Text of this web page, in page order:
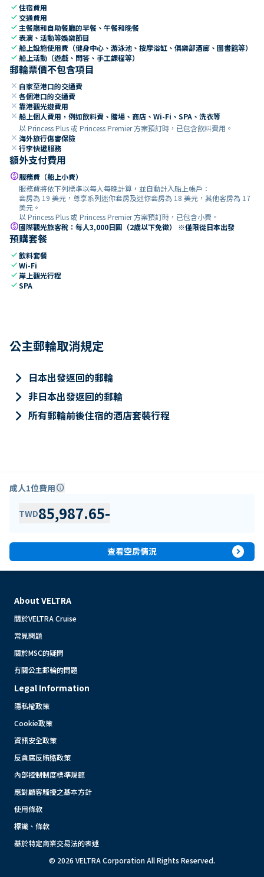
check住宿費用
check 交通費用
check 主餐廳和自助餐廳的早餐、午餐和晚餐
check表演、活動等娛樂節目
check船上設施使用費（健身中心、游泳池、按摩浴缸、俱樂部酒廊、圖書館等）
check船上活動（遊戲、問答、手工課程等）
郵輪票價不包含項目
close 自家至港口的交通費
close 各個港口的交通費
close 靠港觀光遊費用
close 船上個人費用，例如飲料費、賭場、商店、Wi-Fi、SPA、洗衣等
以 Princess Plus 或 Princess Premier 方案預訂時，已包含飲料費用。
close 海外旅行傷害保險
close 行李快遞服務
額外支付費用
paid服務費（船上小費）
服務費將依下列標準以每人每晚計算，並自動計入船上帳戶：
套房為 19 美元，尊享系列迷你套房及迷你套房為 18 美元，其他客房為 17
美元。
以 Princess Plus 或 Princess Premier 方案預訂時，已包含小費。
paid國際觀光旅客稅：每人3,000日圓（2歲以下免徵） ※僅限從日本出發
預購套餐
check飲料套餐
checkWi-Fi
check 岸上觀光行程
checkSPA
公主郵輪取消規定
keyboard_arrow_right 日本出發返回的郵輪
keyboard_arrow_right 非日本出發返回的郵輪
keyboard_arrow_right 所有郵輪前後住宿的酒店套裝行程
成人1位費用info
TWD85,987.65-
查看空房情況 expand_circle_right
About VELTRA
關於VELTRA Cruise
常見問題
關於MSC的疑問
有關公主郵輪的問題
Legal Information
隱私權政策
Cookie政策
資訊安全政策
反貪腐反賄賂政策
內部控制制度標準規範
應對顧客騷擾之基本方針
使用條款
標識、條款
基於特定商業交易法的表述
© 2026 VELTRA Corporation All Rights Reserved.